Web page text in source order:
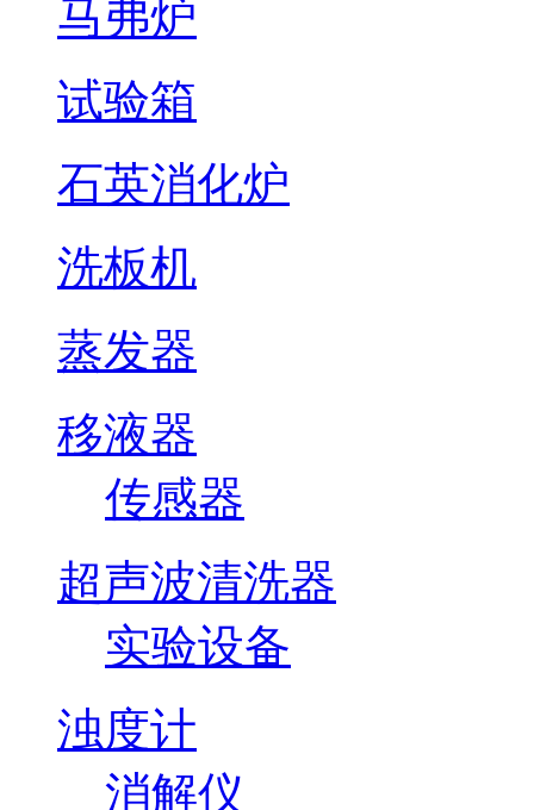
马弗炉
试验箱
石英消化炉
洗板机
蒸发器
移液器
传感器
超声波清洗器
实验设备
浊度计
消解仪